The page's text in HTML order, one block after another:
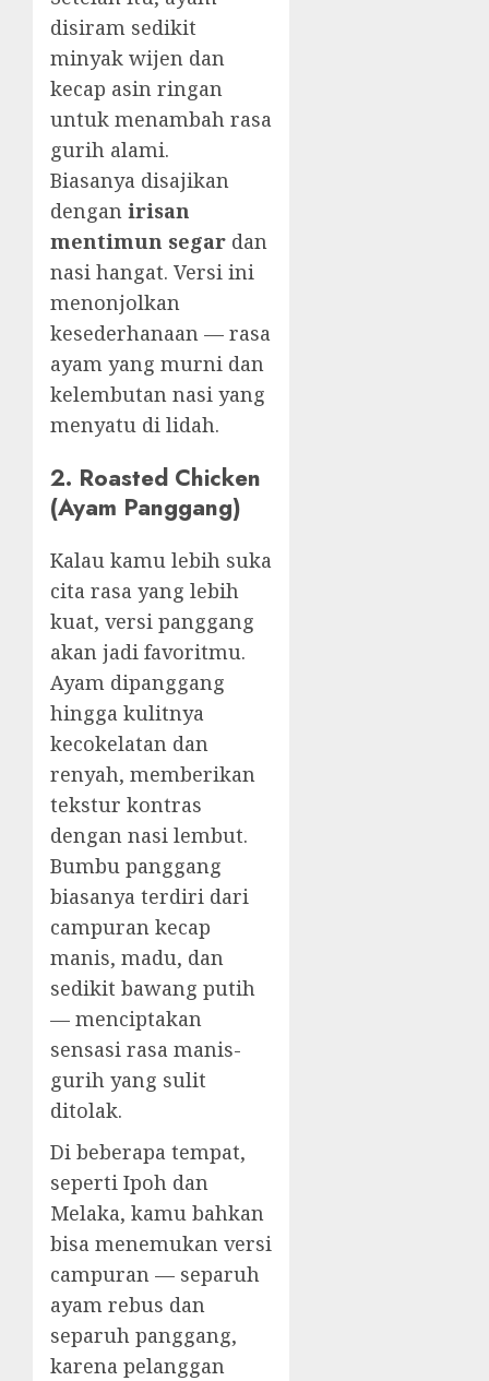
disiram sedikit
minyak wijen dan
kecap asin ringan
untuk menambah rasa
gurih alami.
Biasanya disajikan
dengan irisan
mentimun segar dan
nasi hangat. Versi ini
menonjolkan
kesederhanaan — rasa
ayam yang murni dan
kelembutan nasi yang
menyatu di lidah.
2. Roasted Chicken
(Ayam Panggang)
Kalau kamu lebih suka
cita rasa yang lebih
kuat, versi panggang
akan jadi favoritmu.
Ayam dipanggang
hingga kulitnya
kecokelatan dan
renyah, memberikan
tekstur kontras
dengan nasi lembut.
Bumbu panggang
biasanya terdiri dari
campuran kecap
manis, madu, dan
sedikit bawang putih
— menciptakan
sensasi rasa manis-
gurih yang sulit
ditolak.
Di beberapa tempat,
seperti Ipoh dan
Melaka, kamu bahkan
bisa menemukan versi
campuran — separuh
ayam rebus dan
separuh panggang,
karena pelanggan